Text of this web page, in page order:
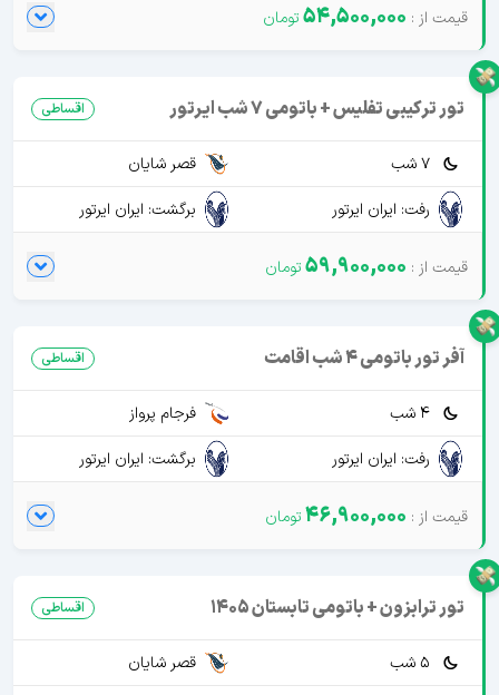
54,500,000
تور ترکیبی تفلیس + باتومی 7 شب ایرتور اقساطی
7 شب
قصر شایان
رفت: ایران ایرتور
برگشت: ایران ایرتور
59,900,000
آفر تور باتومی 4 شب اقامت اقساطی
4 شب
فرجام پرواز
رفت: ایران ایرتور
برگشت: ایران ایرتور
46,900,000
تور ترابزون + باتومی تابستان 1405 اقساطی
5 شب قصر شایان